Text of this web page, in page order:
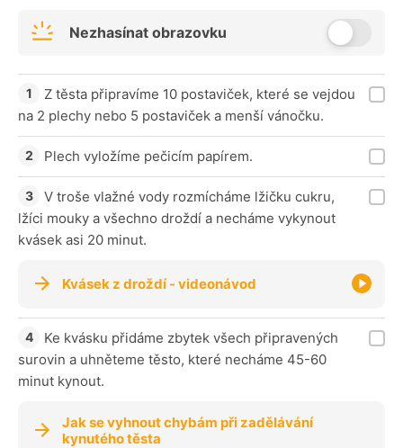
Nezhasínat obrazovku
Z těsta připravíme 10 postaviček, které se vejdou
na 2 plechy nebo 5 postaviček a menší vánočku.
Plech vyložíme pečicím papírem.
V troše vlažné vody rozmícháme lžičku cukru,
lžíci mouky a všechno droždí a necháme vykynout
kvásek asi 20 minut.
Kvásek z droždí - videonávod
Ke kvásku přidáme zbytek všech připravených
surovin a uhněteme těsto, které necháme 45-60
minut kynout.
Jak se vyhnout chybám při zadělávání
kynutého těsta